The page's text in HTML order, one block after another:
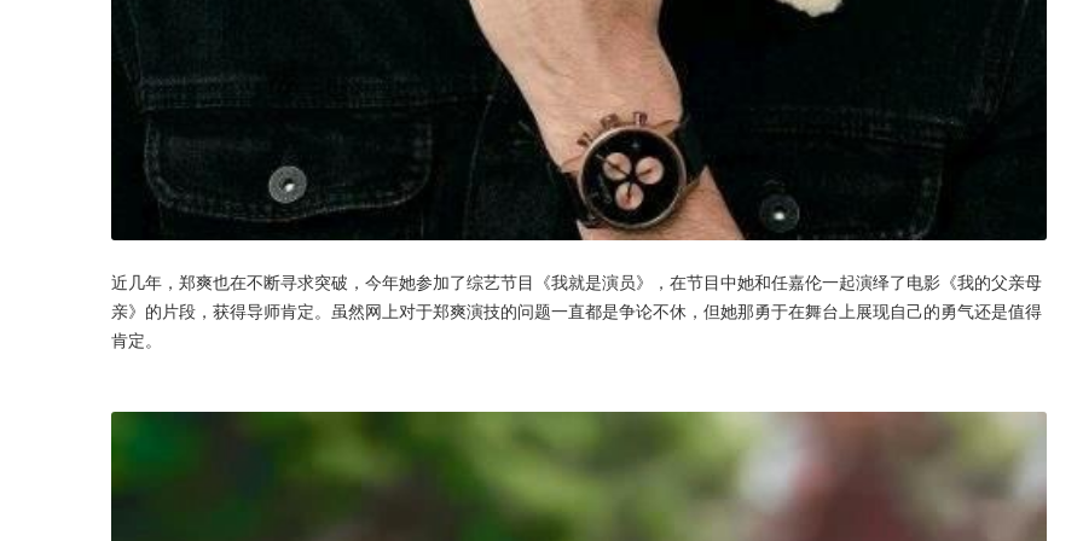
近几年，郑爽也在不断寻求突破，今年她参加了综艺节目《我就是演员》，在节目中她和任嘉伦一起演绎了电影《我的父亲母
亲》的片段，获得导师肯定。虽然网上对于郑爽演技的问题一直都是争论不休，但她那勇于在舞台上展现自己的勇气还是值得
肯定。